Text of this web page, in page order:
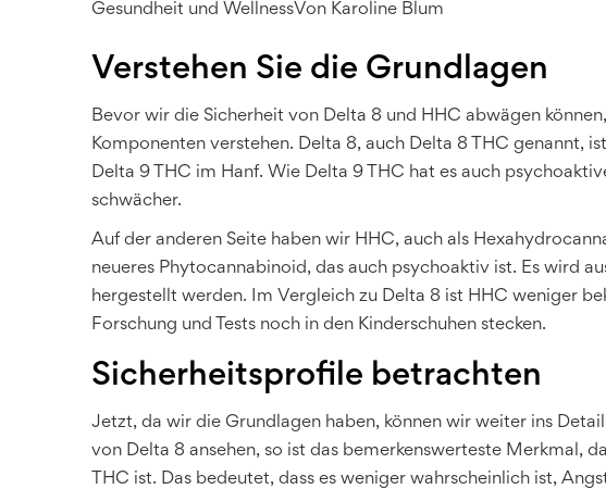
Gesundheit und WellnessVon Karoline Blum
Verstehen Sie die Grundlagen
Bevor wir die Sicherheit von Delta 8 und HHC abwägen
Komponenten verstehen. Delta 8, auch Delta 8 THC genannt,
Delta 9 THC im Hanf. Wie Delta 9 THC hat es auch
schwächer.
Auf der anderen Seite haben wir HHC, auch als
neueres Phytocannabinoid, das auch psychoaktiv ist. Es wird
hergestellt werden. Im Vergleich zu Delta 8 ist HHC weniger
Forschung und Tests noch in den Kinderschuhen stecken.
Sicherheitsprofile betrachten
Jetzt, da wir die Grundlagen haben, können wir weiter ins
von Delta 8 ansehen, so ist das bemerkenswerteste Merkmal,
THC ist. Das bedeutet, dass es weniger wahrscheinlich ist,